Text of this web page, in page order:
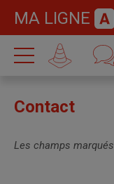
MA LIGNE
Contact
Les champs marqués